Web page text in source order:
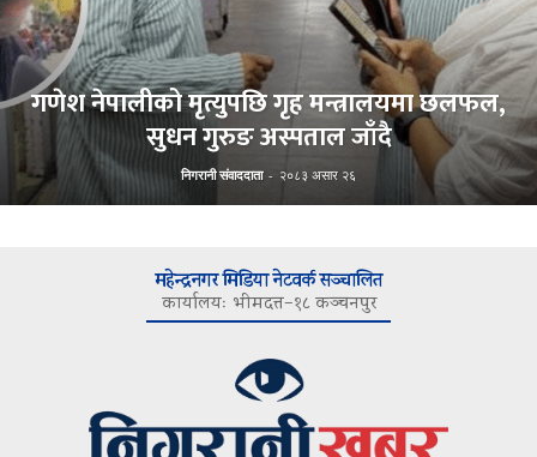
गणेश नेपालीको मृत्युपछि गृह मन्त्रालयमा छलफल,
सुधन गुरुङ अस्पताल जाँदै
निगरानी संवाददाता - २०८३ असार २६
महेन्द्रनगर मिडिया नेटवर्क सञ्चालित
कार्यालयः भीमदत्त–१८ कञ्चनपुर